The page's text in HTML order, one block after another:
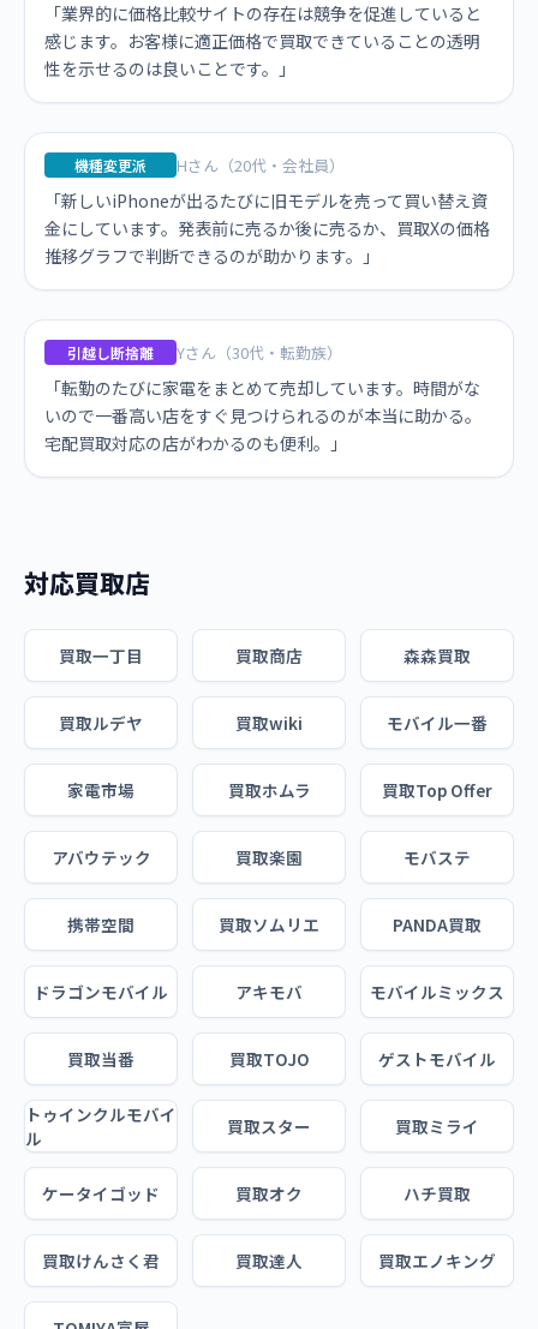
「業界的に価格比較サイトの存在は競争を促進していると
感じます。お客様に適正価格で買取できていることの透明
性を示せるのは良いことです。」
機種変更派 Hさん（20代・会社員）
「新しいiPhoneが出るたびに旧モデルを売って買い替え資
金にしています。発表前に売るか後に売るか、買取Xの価格
推移グラフで判断できるのが助かります。」
引越し断捨離 Yさん（30代・転勤族）
「転勤のたびに家電をまとめて売却しています。時間がな
いので一番高い店をすぐ見つけられるのが本当に助かる。
宅配買取対応の店がわかるのも便利。」
対応買取店
買取一丁目 買取商店 森森買取
買取ルデヤ 買取wiki モバイル一番
家電市場 買取ホムラ 買取Top Offer
アバウテック 買取楽園 モバステ
携帯空間 買取ソムリエ PANDA買取
ドラゴンモバイル アキモバ モバイルミックス
買取当番 買取TOJO ゲストモバイル
トゥインクルモバイ
ル
買取スター 買取ミライ
ケータイゴッド 買取オク ハチ買取
買取けんさく君 買取達人 買取エノキング